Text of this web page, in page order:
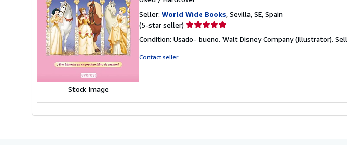
Stock Image
Seller: World Wide Books, Sevilla, SE, Spain
(5-star seller) Seller
5
Condition: Usado- bueno. Walt Disney Company (illustrator).
Contact seller